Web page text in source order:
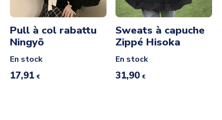
Pull à col rabattu
Ningyō
En stock
17,91 €
Sweats à capuche
Zippé Hisoka
En stock
31,90 €